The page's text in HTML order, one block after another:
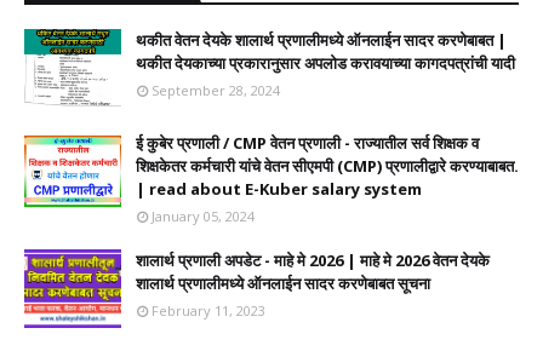
थकीत वेतन देयके शालार्थ प्रणालीमध्ये ऑनलाईन सादर करणेबाबत |
थकीत देयकाच्या प्रकारानुसार अपलोड करावयाच्या कागदपत्रांची यादी
September 28, 2024
ई कुबेर प्रणाली / CMP वेतन प्रणाली - राज्यातील सर्व शिक्षक व
शिक्षकेतर कर्मचारी यांचे वेतन सीएमपी (CMP) प्रणालीद्वारे करण्याबाबत.
| read about E-Kuber salary system
January 05, 2024
शालार्थ प्रणाली अपडेट - माहे मे 2026 | माहे मे 2026 वेतन देयके
शालार्थ प्रणालीमध्ये ऑनलाईन सादर करणेबाबत सूचना
February 11, 2023